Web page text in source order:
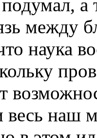
подумал,
между
наука
наш